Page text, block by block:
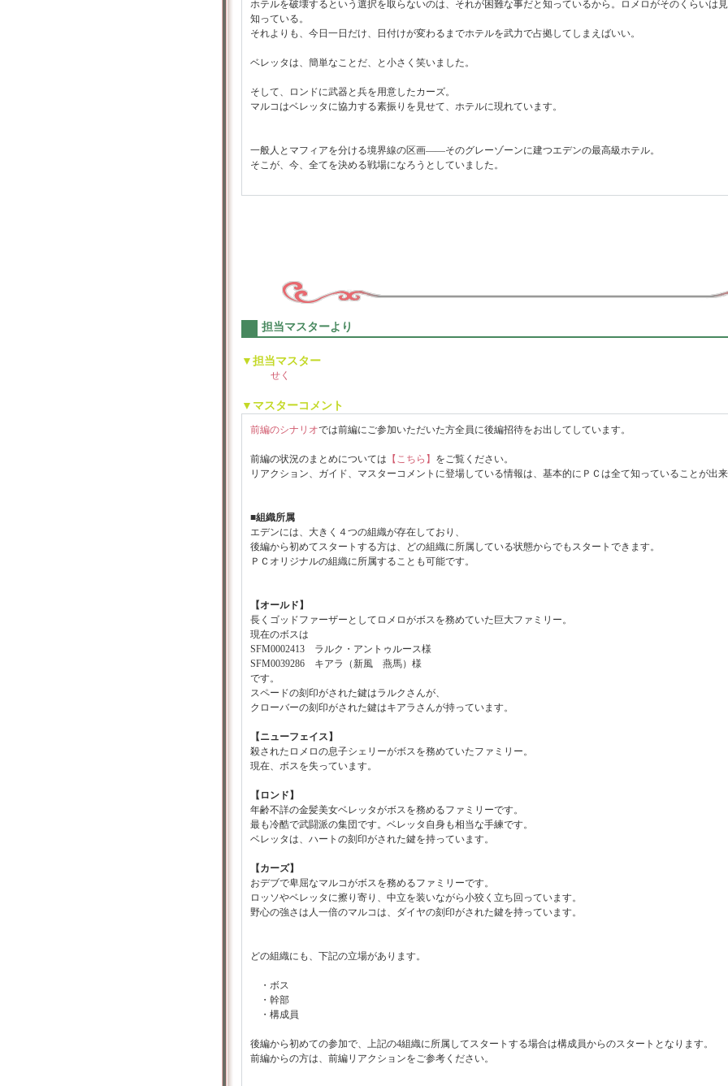
ホテルを破壊するという選択を取らないのは、それが困難な事だと知っているから。ロメロがそのくらいは
知っている。
それよりも、今日一日だけ、日付けが変わるまでホテルを武力で占拠してしまえばいい。
ベレッタは、簡単なことだ、と小さく笑いました。
そして、ロンドに武器と兵を用意したカーズ。
マルコはベレッタに協力する素振りを見せて、ホテルに現れています。
一般人とマフィアを分ける境界線の区画――そのグレーゾーンに建つエデンの最高級ホテル。
そこが、今、全てを決める戦場になろうとしていました。
担当マスターより
▼担当マスター
せく
▼マスターコメント
前編のシナリオでは前編にご参加いただいた方全員に後編招待をお出してしています。
前編の状況のまとめについては 【こちら】 をご覧ください。
リアクション、ガイド、マスターコメントに登場している情報は、基本的にＰＣは全て知っていることが出
■組織所属
エデンには、大きく４つの組織が存在しており、
後編から初めてスタートする方は、どの組織に所属している状態からでもスタートできます。
ＰＣオリジナルの組織に所属することも可能です。
【オールド】
長くゴッドファーザーとしてロメロがボスを務めていた巨大ファミリー。
現在のボスは
SFM0002413 ラルク・アントゥルース様
SFM0039286 キアラ（新風 燕馬）様
です。
スペードの刻印がされた鍵はラルクさんが、
クローバーの刻印がされた鍵はキアラさんが持っています。
【ニューフェイス】
殺されたロメロの息子シェリーがボスを務めていたファミリー。
現在、ボスを失っています。
【ロンド】
年齢不詳の金髪美女ベレッタがボスを務めるファミリーです。
最も冷酷で武闘派の集団です。ベレッタ自身も相当な手練です。
ベレッタは、ハートの刻印がされた鍵を持っています。
【カーズ】
おデブで卑屈なマルコがボスを務めるファミリーです。
ロッソやベレッタに擦り寄り、中立を装いながら小狡く立ち回っています。
野心の強さは人一倍のマルコは、ダイヤの刻印がされた鍵を持っています。
どの組織にも、下記の立場があります。
・ボス
・幹部
・構成員
後編から初めての参加で、上記の4組織に所属してスタートする場合は構成員からのスタートとなります。
前編からの方は、前編リアクションをご参考ください。